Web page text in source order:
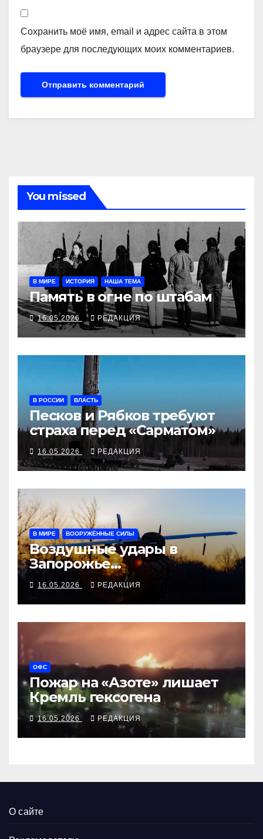
Сохранить моё имя, email и адрес сайта в этом
браузере для последующих моих комментариев.
You missed
В МИРЕ ИСТОРИЯ НАША ТЕМА
Память в огне по штабам
16.05.2026 РЕДАКЦИЯ
В РОССИИ ВЛАСТЬ
Песков и Рябков требуют
страха перед «Сарматом»
16.05.2026 РЕДАКЦИЯ
В МИРЕ ВООРУЖЁННЫЕ СИЛЫ
Воздушные удары в
Запорожье
скоординированы с боями
за Малую Токмачку
16.05.2026 РЕДАКЦИЯ
ОФС
Пожар на «Азоте» лишает
Кремль гексогена
16.05.2026 РЕДАКЦИЯ
О сайте